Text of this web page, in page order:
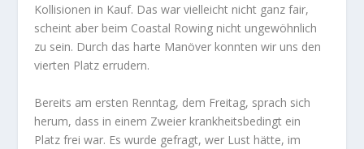
Kollisionen in Kauf. Das war vielleicht nicht ganz fair,
scheint aber beim Coastal Rowing nicht ungewöhnlich
zu sein. Durch das harte Manöver konnten wir uns den
vierten Platz errudern.
Bereits am ersten Renntag, dem Freitag, sprach sich
herum, dass in einem Zweier krankheitsbedingt ein
Platz frei war. Es wurde gefragt, wer Lust hätte, im